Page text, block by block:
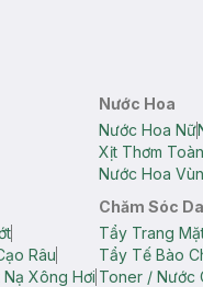
Nước Hoa
Nước Hoa Nữ
Xịt Thơm
Nước Hoa
Râu
Nạ Xông Hơi
Chăm Sóc
Tẩy Trang
Tẩy Tế Bào
Toner / Nước